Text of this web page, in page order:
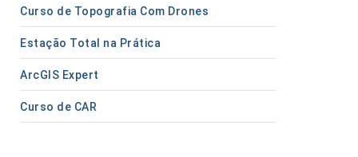
Curso de Topografia Com Drones
Estação Total na Prática
ArcGIS Expert
Curso de CAR